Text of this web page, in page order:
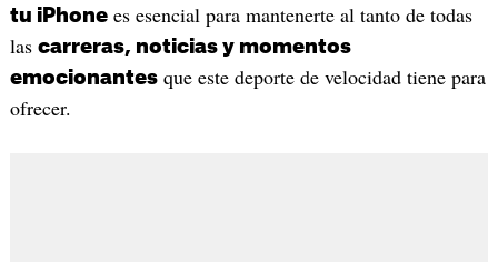
tu iPhonees esencial para mantenerte al tanto de todas
las carreras, noticias y momentos
emocionantesque este deporte de velocidad tiene para
ofrecer.